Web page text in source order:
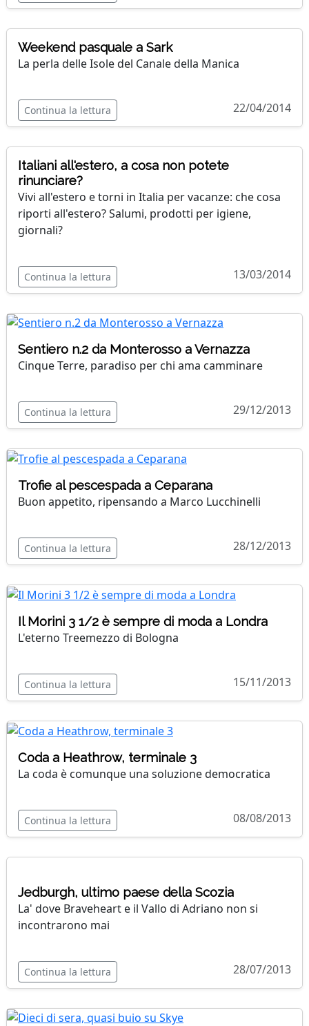
Weekend pasquale a Sark
La perla delle Isole del Canale della Manica
Continua la lettura 22/04/2014
Italiani all'estero, a cosa non potete
rinunciare?
Vivi all'estero e torni in Italia per vacanze: che cosa
riporti all'estero? Salumi, prodotti per igiene,
giornali?
Continua la lettura 13/03/2014
Sentiero n.2 da Monterosso a Vernazza
Cinque Terre, paradiso per chi ama camminare
Continua la lettura 29/12/2013
Trofie al pescespada a Ceparana
Buon appetito, ripensando a Marco Lucchinelli
Continua la lettura 28/12/2013
Il Morini 3 1/2 è sempre di moda a Londra
L'eterno Treemezzo di Bologna
Continua la lettura 15/11/2013
Coda a Heathrow, terminale 3
La coda è comunque una soluzione democratica
Continua la lettura 08/08/2013
Jedburgh, ultimo paese della Scozia
La' dove Braveheart e il Vallo di Adriano non si
incontrarono mai
Continua la lettura 28/07/2013